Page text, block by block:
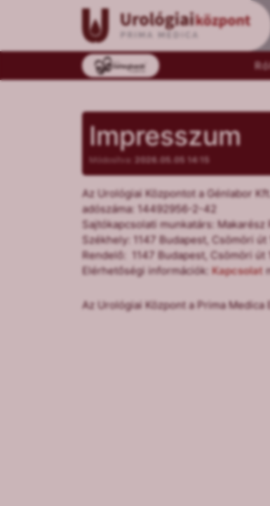
Impresszum
Módosítva: 2026.05.05 14:15
Az Urológiai Központot a Génlabor
adószáma: 14492956-2-42
Sajtókapcsolati munkatárs: Makarész
Székhely: 1147 Budapest, Csömöri út
Rendelő: 1147 Budapest, Csömöri út
Elérhetőségi információk: Kapcsolat
Az Urológiai Központ a Prima Medica